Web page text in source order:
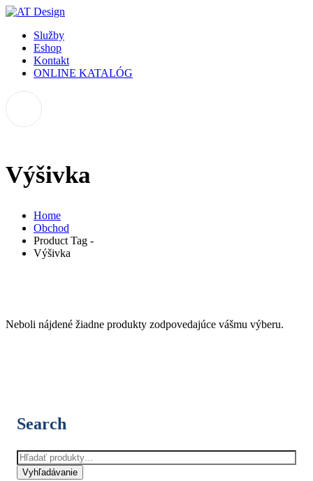
Služby
Eshop
Kontakt
ONLINE KATALÓG
Výšivka
Home
Obchod
Product Tag -
Výšivka
Neboli nájdené žiadne produkty zodpovedajúce vášmu výberu.
Search
Hľadať:
Vyhľadávanie